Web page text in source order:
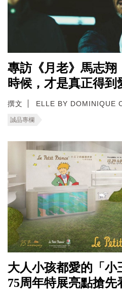
專訪《月老》馬志翔
時候，才是真正得到
撰文 ELLE BY DOMINIQUE
誠品專欄
大人小孩都愛的「小
75周年特展亮點搶先